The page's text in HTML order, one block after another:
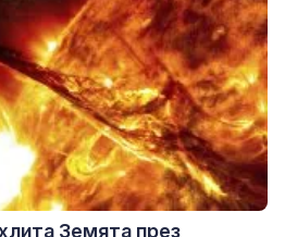
Земята през